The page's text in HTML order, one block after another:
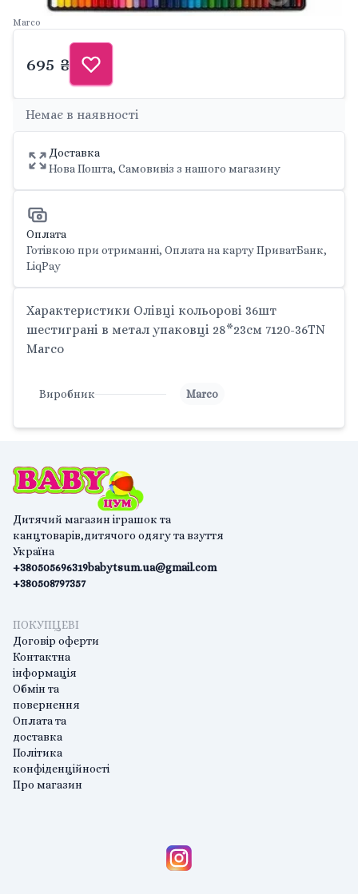
Marco
695 ₴
Немає в наявності
Доставка
Нова Пошта, Самовивіз з нашого магазину
Оплата
Готівкою при отриманні, Оплата на карту ПриватБанк,
LiqPay
Характеристики Олівці кольорові 36шт
шестиграні в метал упаковці 28*23см 7120-36TN
Marco
Виробник Marco
Дитячий магазин іграшок та
канцтоварів,дитячого одягу та взуття
Україна
+380505696319
+380508797357
babytsum.ua@gmail.com
ПОКУПЦЕВІ
Договір оферти
Контактна
інформація
Обмін та
повернення
Оплата та
доставка
Політика
конфіденційності
Про магазин